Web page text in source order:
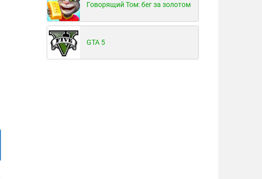
Говорящий Том: бег за золотом
GTA 5